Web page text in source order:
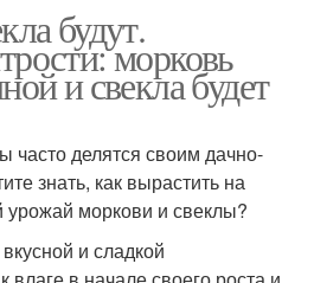
будут.
морковь
и свекла будет
часто делятся своим дачно-
знать, как вырастить на
урожай моркови и свеклы?
и сладкой